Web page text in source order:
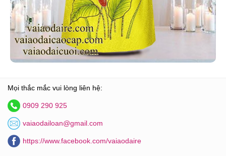
Mọi thắc mắc vui lòng liên hệ:
0909 290 925
vaiaodailoan@gmail.com
https://www.facebook.com/vaiaodaire